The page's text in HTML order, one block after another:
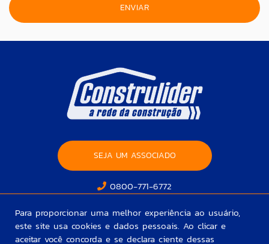
Para proporcionar uma melhor experiência ao usuário,
este site usa cookies e dados pessoais. Ao clicar e
aceitar você concorda e se declara ciente dessas
SEJA UM ASSOCIADO
0800-771-6772